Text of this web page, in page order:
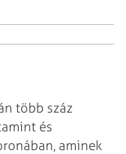
több száz
és
aminek